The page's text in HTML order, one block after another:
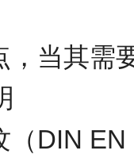
，当其需
（DIN